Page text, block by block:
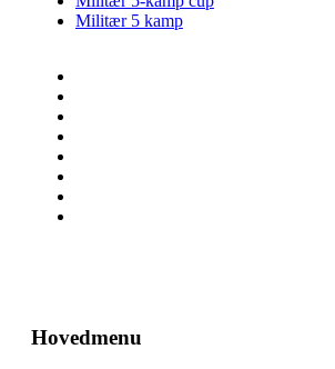
Militær 5 kamp
Hovedmenu